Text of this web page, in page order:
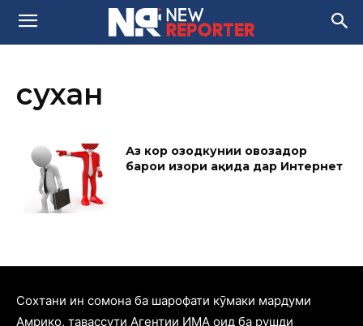
сухан
Аз кор озодкунии овозадор
барои изҳори ақида дар Интернет
Cохтани ин сомона ба шарофати кӯмаки мардуми
Амрико, тавассути Агентии ИМА оид ба рушди